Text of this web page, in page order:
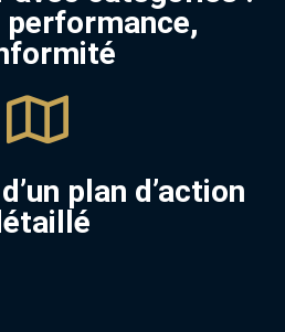
plan d’action